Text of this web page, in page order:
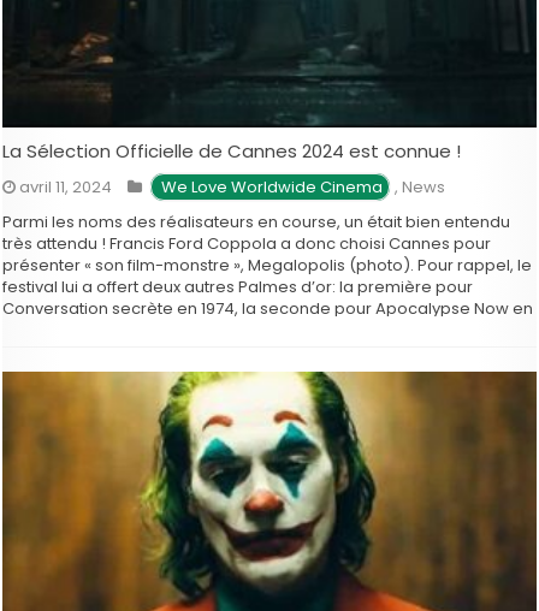
La Sélection Officielle de Cannes 2024 est connue !
avril 11, 2024 We Love Worldwide Cinema , News
Parmi les noms des réalisateurs en course, un était bien entendu
très attendu ! Francis Ford Coppola a donc choisi Cannes pour
présenter « son film-monstre », Megalopolis (photo). Pour rappel, le
festival lui a offert deux autres Palmes d’or: la première pour
Conversation secrète en 1974, la seconde pour Apocalypse Now en